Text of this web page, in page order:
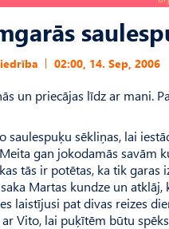
02:00, 14. Sep, 2006
un priecājas līdz ar mani.
saulespuķu sēkliņas, lai
gan jokodamās savām
tās ir potētas, ka tik garas
Martas kundze un atklāj,
laistījusi pat divas reizes
Vito, lai puķītēm būtu